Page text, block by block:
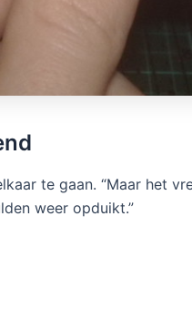
te gaan. “Maar het
weer opduikt.”